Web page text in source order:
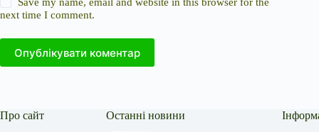
next time I comment.
Опублікувати коментар
Про сайт Останні новини